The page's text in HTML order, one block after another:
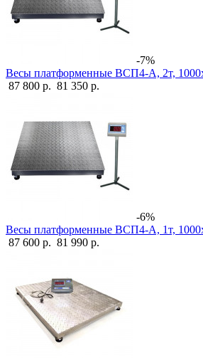
-7%
Весы платформенные ВСП4-А, 2т,
87 800 р. 81 350 р.
-6%
Весы платформенные ВСП4-А, 1т,
87 600 р. 81 990 р.